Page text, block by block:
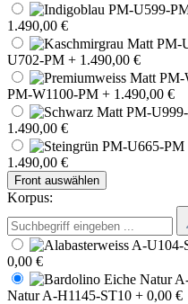
1.490,00 €
U702-PM + 1.490,00 €
PM-W1100-PM + 1.490,00 €
1.490,00 €
1.490,00 €
Front auswählen
Korpus:
0,00 €
Natur A-H1145-ST10 + 0,00 €